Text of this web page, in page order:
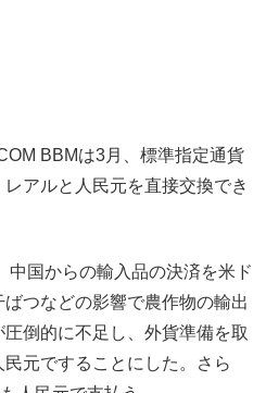
BBMは3月、標準指定通貨
アルと人民元を直接交換でき
国からの輸入品の決済を米ド
つなどの影響で農作物の輸出
倒的に不足し、外貨準備を取
元ですることにした。さら